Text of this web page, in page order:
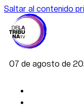
Saltar al contenido
07 de agosto de